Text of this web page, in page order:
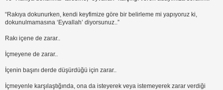
“Rakıya dokunurken, kendi keyfimize göre bir belirleme mi yapıyoruz ki,
dokunulmamasına ‘Eyvallah’ diyorsunuz..”
Rakı içene de zarar..
İçmeyene de zarar..
İçenin başını derde düşürdüğü için zarar..
İçmeyenle karşılaştığında, ona da isteyerek veya istemeyerek zarar verdiği